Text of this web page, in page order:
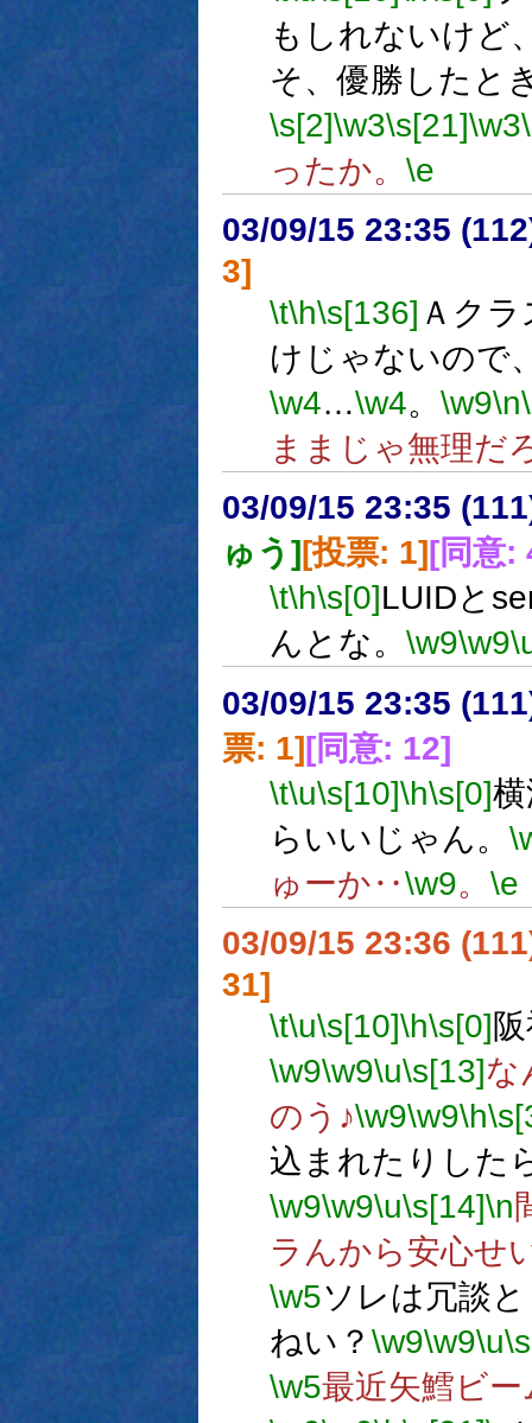
もしれないけど
そ、優勝したと
\s[2]\w3\s[21]\w3
ったか。 \e
03/09/15 23:35
3]
\t\h\s[136] Ａク
けじゃないので
\w4…\w4。 \w9\n
ままじゃ無理だ
03/09/15 23:35
ゅう] [投票: 1] [同意:
\t\h\s[0]LUIDと
んとな。 \w9\w9
03/09/15 23:35
票: 1][同意: 12]
\t\u\s[10]\h\s[0]
らいいじゃん。
ゅーか‥\w9。 \e
03/09/15 23:36
31]
\t\u\s[10]\h\s[0]
\w9\w9\u\s[13]な
のう♪\w9\w9\h
込まれたりした
\w9\w9\u\s[14]\n
ラんから安心せ
\w5ソレは冗談
ねい？ \w9\w9\u
\w5最近矢鱈ビ